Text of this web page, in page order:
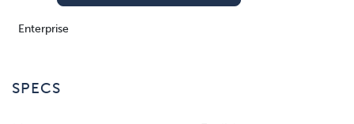
Enterprise
SPECS